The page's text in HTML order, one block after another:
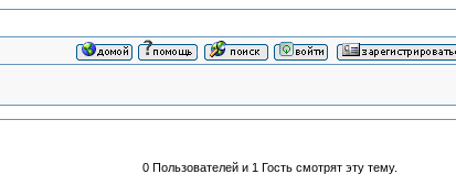
0 Пользователей и 1 Гость смотрят эту тему.